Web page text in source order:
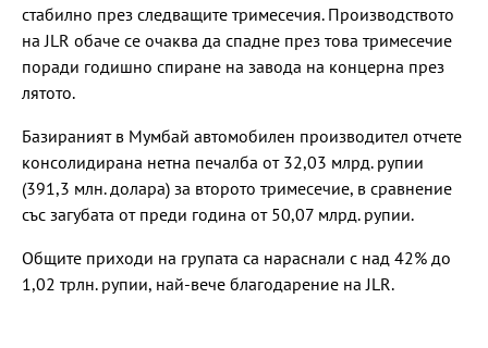
стабилно през следващите тримесечия. Производството
на JLR обаче се очаква да спадне през това тримесечие
поради годишно спиране на завода на концерна през
лятото.
Базираният в Мумбай автомобилен производител отчете
консолидирана нетна печалба от 32,03 млрд. рупии
(391,3 млн. долара) за второто тримесечие, в сравнение
със загубата от преди година от 50,07 млрд. рупии.
Общите приходи на групата са нараснали с над 42% до
1,02 трлн. рупии, най-вече благодарение на JLR.